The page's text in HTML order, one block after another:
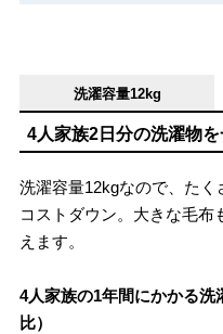
洗濯容量12kg
4人家族2日分の洗濯物を
洗濯容量12kɡなので、た
コストダウン。大きな毛布
えます。
4人家族の1年間にかかる洗
比）